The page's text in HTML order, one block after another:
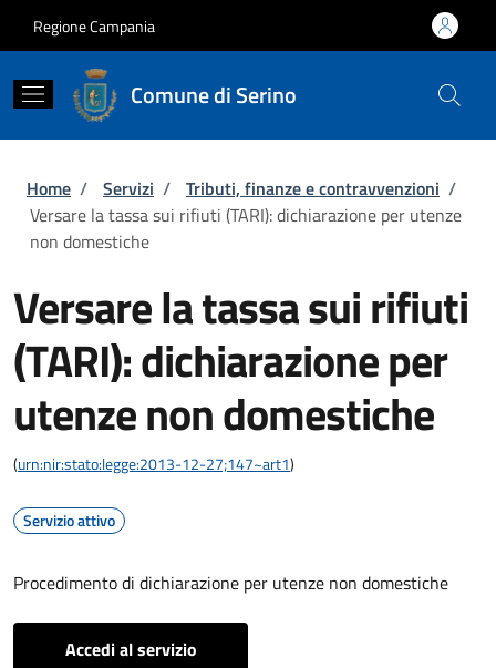
Regione Campania
Comune di Serino
Briciole di pane
Home / Servizi / Tributi, finanze e contravvenzioni /
Versare la tassa sui rifiuti (TARI): dichiarazione per utenze
non domestiche
Versare la tassa sui rifiuti
(TARI): dichiarazione per
utenze non domestiche
(urn:nir:stato:legge:2013-12-27;147~art1)
Servizio attivo
Procedimento di dichiarazione per utenze non domestiche
Accedi al servizio